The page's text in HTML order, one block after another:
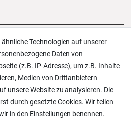
Technologien auf unserer
Daten von
(z.B. IP-Adresse), um z.B. Inhalte
Medien von Drittanbietern
unsere Website zu analysieren. Die
durch gesetzte Cookies. Wir teilen
in den Einstellungen benennen.